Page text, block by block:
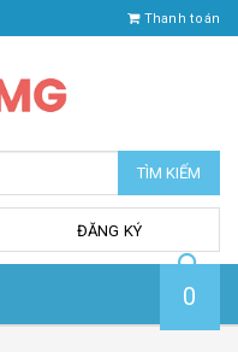
Thanh toán
TÌM KIẾM
ĐĂNG KÝ
0